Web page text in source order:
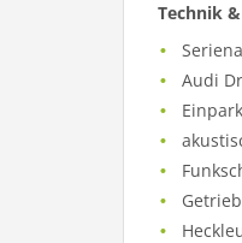
Technik
Audi